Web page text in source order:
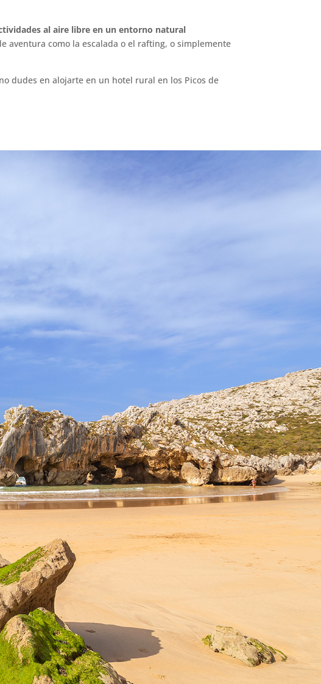
al aire libre en un entorno natural
aventura como la escalada o el rafting, o simplemente
dudes en alojarte en un hotel rural en los Picos de